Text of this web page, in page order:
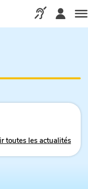
Appelez-nous
toutes les actualités